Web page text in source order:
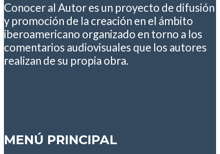
Conocer al Autor es un proyecto de difusión
y promoción de la creación en el ámbito
iberoamericano organizado en torno a los
comentarios audiovisuales que los autores
realizan de su propia obra.
MENÚ PRINCIPAL